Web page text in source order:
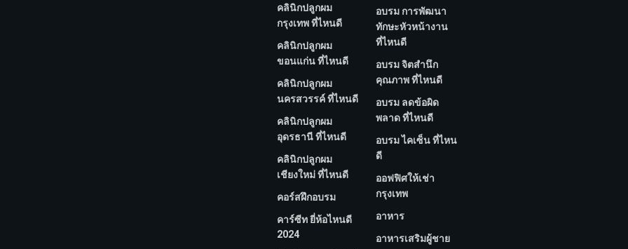
คลินิกปลูกผม
กรุงเทพ ที่ไหนดี
คลินิกปลูกผม
ขอนแก่น ที่ไหนดี
คลินิกปลูกผม
นครสวรรค์ ที่ไหนดี
คลินิกปลูกผม
อุดรธานี ที่ไหนดี
คลินิกปลูกผม
เชียงใหม่ ที่ไหนดี
คอร์สฝึกอบรม
คาร์ซีท ยี่ห้อไหนดี
2024
อบรม การพัฒนา
ทักษะหัวหน้างาน
ที่ไหนดี
อบรม จิตสำนึก
คุณภาพ ที่ไหนดี
อบรม ลดข้อผิด
พลาด ที่ไหนดี
อบรม ไคเซ็น ที่ไหน
ดี
ออฟฟิศให้เช่า
กรุงเทพ
อาหาร
อาหารเสริมผู้ชาย